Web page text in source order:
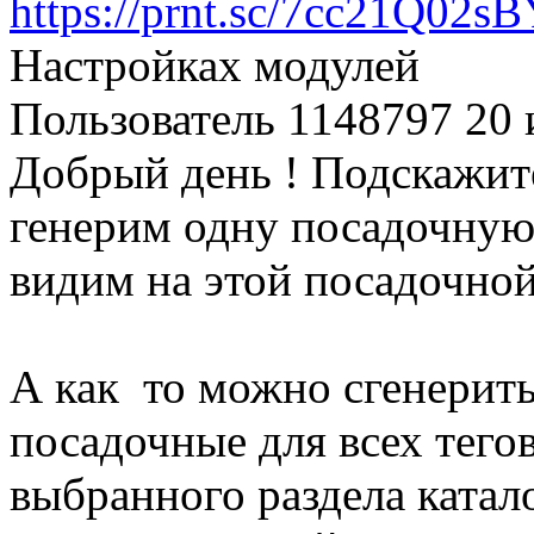
https://prnt.sc/
Настройках модулей
Пользователь 1148797 20
Добрый день !
генерим одну
видим на этой
А как то можно
посадочные для всех
выбранного раздела